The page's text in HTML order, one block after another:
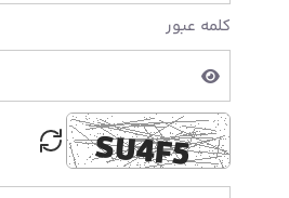
کلمه عبور